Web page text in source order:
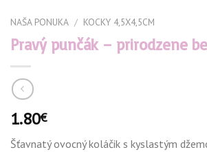
NAŠA PONUKA / KOCKY 4,5X4,5CM
Pravý punčák – prirodzene
1.80€
Šťavnatý ovocný koláčik s kyslastým